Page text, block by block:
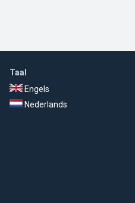
Taal
Engels
Nederlands